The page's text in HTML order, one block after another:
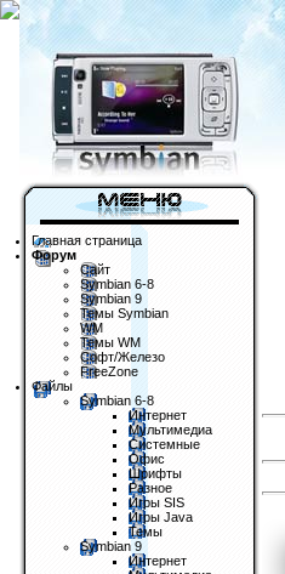
Главная страница
Форум
Сайт
Symbian 6-8
Symbian 9
Темы Symbian
WM
Темы WM
Софт/Железо
FreeZone
Файлы
Symbian 6-8
Интернет
Мультимедиа
Системные
Офис
Шрифты
Разное
Игры SIS
Игры Java
Темы
Symbian 9
Интернет